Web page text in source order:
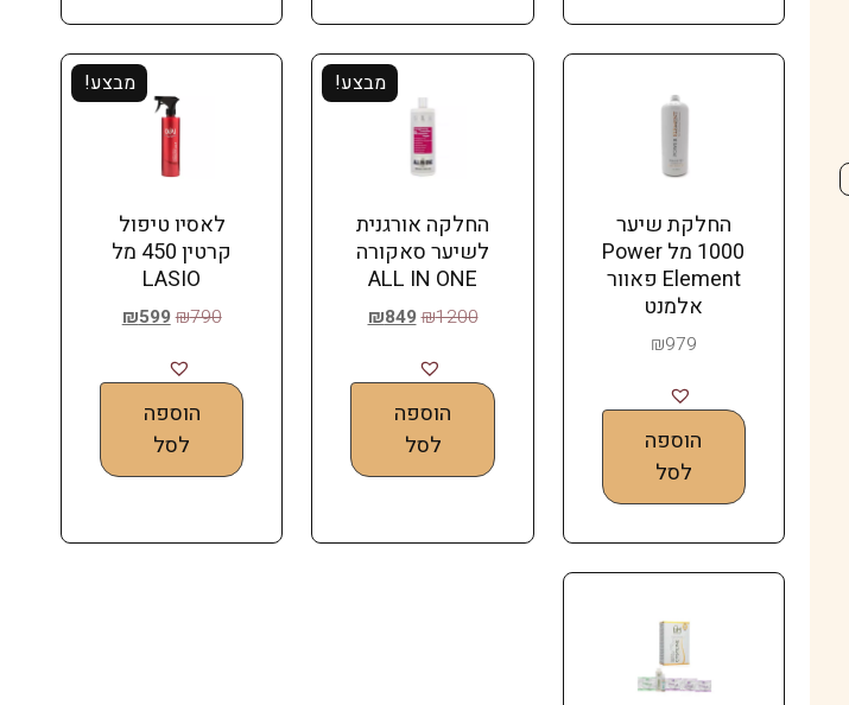
החלקת שיער
1000 מל Power
Element פאוור
אלמנט
₪979
הוספה
לסל
מבצע!
החלקה אורגנית
לשיער סאקורה
ALL IN ONE
₪1200
₪849
הוספה
לסל
מבצע!
לאסיו טיפול
קרטין 450 מל
LASIO
₪790
₪599
הוספה
לסל